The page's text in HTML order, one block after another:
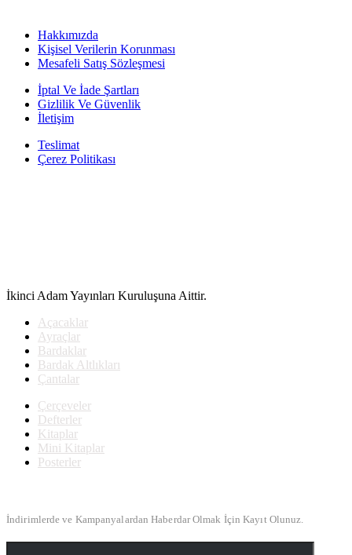
Hakkımızda
Kişisel Verilerin Korunması
Mesafeli Satış Sözleşmesi
İptal Ve İade Şartları
Gizlilik Ve Güvenlik
İletişim
Teslimat
Çerez Politikası
İkinci Adam Yayınları Kuruluşuna Aittir.
Açacaklar
Ayraçlar
Bardaklar
Bardak Altlıkları
Çantalar
Çerçeveler
Defterler
Kitaplar
Mini Kitaplar
Posterler
İndirimlerde ve Kampanyalardan Haberdar Olmak İçin Kayıt Olunuz.